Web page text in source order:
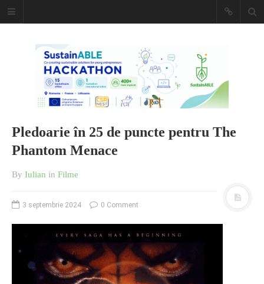
Caiet de
insemnari
DESCARCĂ!
Pledoarie în 25 de puncte pentru The
Phantom Menace
By Iulian in Filme
3 septembrie 2024 0 Comment